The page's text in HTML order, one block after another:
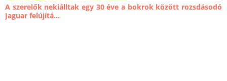
A szerelők nekiálltak egy 30 éve a bokrok között rozsdásodó
Jaguar felújítá...